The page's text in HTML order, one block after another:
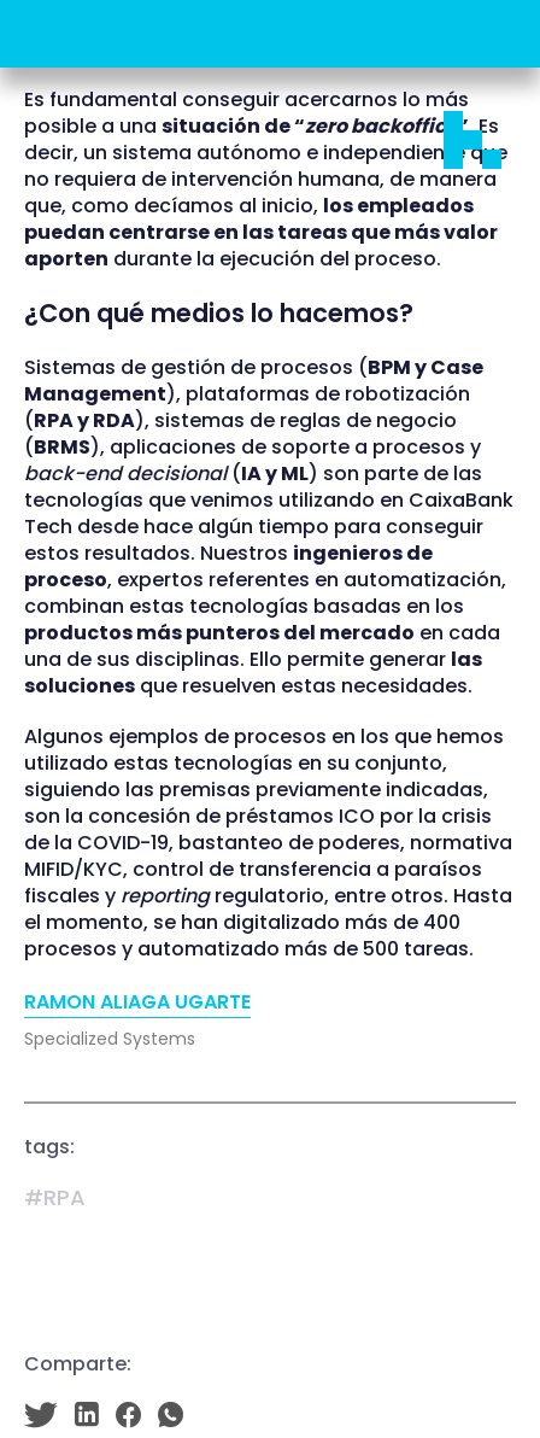
Es fundamental conseguir acercarnos lo más
posible a una situación de “zero backoffice ”. Es
decir, un sistema autónomo e independiente que
no requiera de intervención humana, de manera
que, como decíamos al inicio, los empleados
puedan centrarse en las tareas que más valor
aporten durante la ejecución del proceso.
¿Con qué medios lo hacemos?
Sistemas de gestión de procesos (BPM y Case
Management), plataformas de robotización
(RPA y RDA), sistemas de reglas de negocio
(BRMS), aplicaciones de soporte a procesos y
back-end decisional(IA y ML) son parte de las
tecnologías que venimos utilizando en CaixaBank
Tech desde hace algún tiempo para conseguir
estos resultados. Nuestros ingenieros de
proceso, expertos referentes en automatización,
combinan estas tecnologías basadas en los
productos más punteros del mercado en cada
una de sus disciplinas. Ello permite generar las
soluciones que resuelven estas necesidades.
Algunos ejemplos de procesos en los que hemos
utilizado estas tecnologías en su conjunto,
siguiendo las premisas previamente indicadas,
son la concesión de préstamos ICO por la crisis
de la COVID-19, bastanteo de poderes, normativa
MIFID/KYC, control de transferencia a paraísos
fiscales y reportingregulatorio, entre otros. Hasta
el momento, se han digitalizado más de 400
procesos y automatizado más de 500 tareas.
RAMON ALIAGA UGARTE
Specialized Systems
tags:
#RPA
Comparte: